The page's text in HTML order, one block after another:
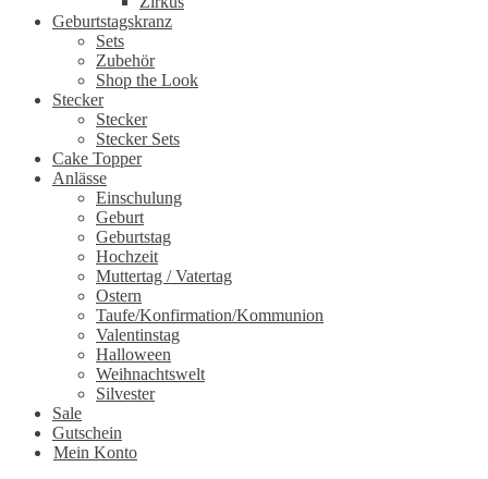
Geburtstagskranz
Sets
Zubehör
Shop the Look
Stecker
Stecker
Stecker Sets
Cake Topper
Anlässe
Einschulung
Geburt
Geburtstag
Hochzeit
Muttertag / Vatertag
Ostern
Taufe/Konfirmation/Kommunion
Valentinstag
Halloween
Weihnachtswelt
Silvester
Sale
Gutschein
Mein Konto